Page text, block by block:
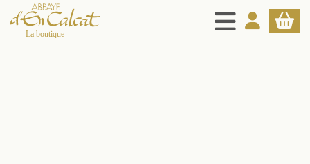
MENU
MON PANIER